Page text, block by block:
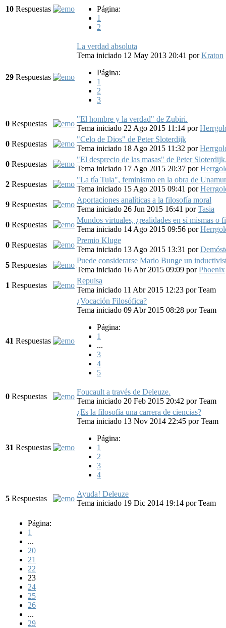
10 Respuestas
Página:
1
2
29 Respuestas
La verdad absoluta
Tema iniciado 12 May 2013 20:41 porKraton
Página:
1
2
3
0 Respuestas
"El hombre y la verdad" de Zubiri.
Tema iniciado 22 Ago 2015 11:14 por
0 Respuestas
"Celo de Dios" de Peter Sloterdijk
Tema iniciado 18 Ago 2015 11:32 por
0 Respuestas
"El desprecio de las masas" de Peter
Tema iniciado 17 Ago 2015 20:37 por
2 Respuestas
"La tía Tula", feminismo en la obra de
Tema iniciado 15 Ago 2015 09:41 por
9 Respuestas
Aportaciones analíticas a la filosofía moral
Tema iniciado 26 Jun 2015 16:41 porTasia
0 Respuestas
Mundos virtuales, ¿realidades en sí mismas o
Tema iniciado 14 Ago 2015 09:56 por
0 Respuestas
Premio Kluge
Tema iniciado 13 Ago 2015 13:31 por
5 Respuestas
Puede considerarse Mario Bunge un
Tema iniciado 16 Abr 2015 09:09 porPhoenix
1 Respuestas
Repulsa
Tema iniciado 11 Abr 2015 12:23 porTeam
41 Respuestas
¿Vocación Filosófica?
Tema iniciado 09 Abr 2015 08:28 porTeam
Página:
1
...
3
4
5
0 Respuestas
Foucault a través de Deleuze.
Tema iniciado 20 Feb 2015 20:42 porTeam
31 Respuestas
¿Es la filosofía una carrera de ciencias?
Tema iniciado 13 Nov 2014 22:45 porTeam
Página:
1
2
3
4
5 Respuestas
Ayuda! Deleuze
Tema iniciado 19 Dic 2014 19:14 porTeam
Página:
1
...
20
21
22
23
24
25
26
...
29